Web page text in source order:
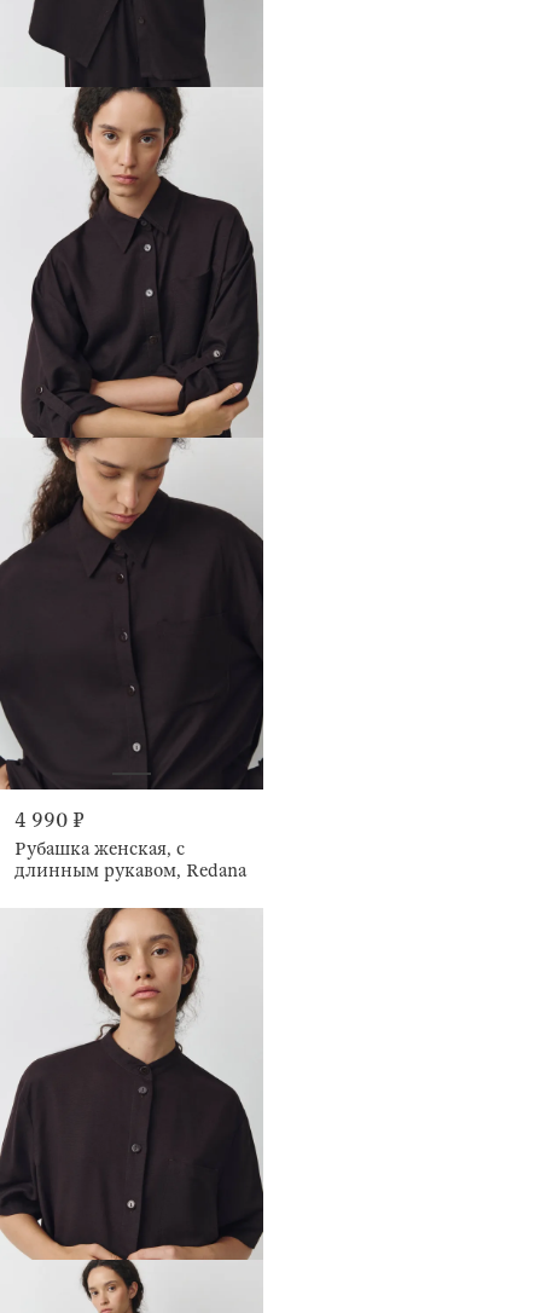
4 990 ₽
Рубашка женская, с
длинным рукавом, Redana